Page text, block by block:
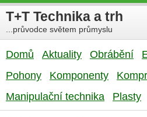
T+T Technika a trh
...průvodce světem průmyslu
Domů Aktuality Obrábění
Pohony
Komponenty
Manipulační technika
Plasty